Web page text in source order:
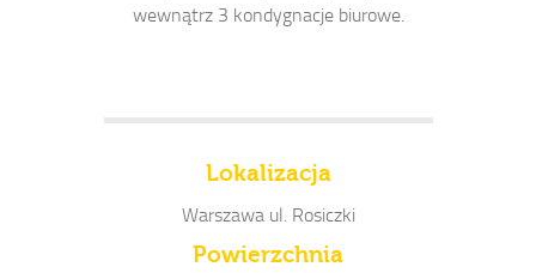
wewnątrz 3 kondygnacje biurowe.
Lokalizacja
Warszawa ul. Rosiczki
Powierzchnia